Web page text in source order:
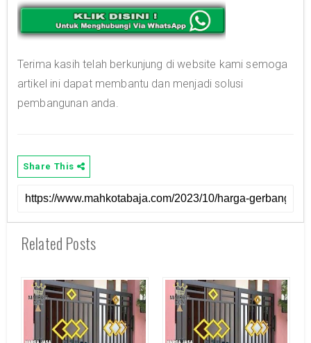
Terima kasih telah berkunjung di website kami semoga
artikel ini dapat membantu dan menjadi solusi
pembangunan anda.
Share This
Related Posts